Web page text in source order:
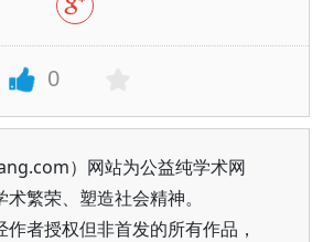
0
）网站为公益纯学术网
繁荣、塑造社会精神。
作者授权但非首发的所有作品，